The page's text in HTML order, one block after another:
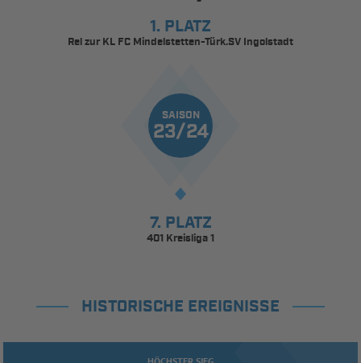
1. PLATZ
Rel zur KL FC Mindelstetten-Türk.SV Ingolstadt
SAISON
23/24
7. PLATZ
401 Kreisliga 1
HISTORISCHE EREIGNISSE